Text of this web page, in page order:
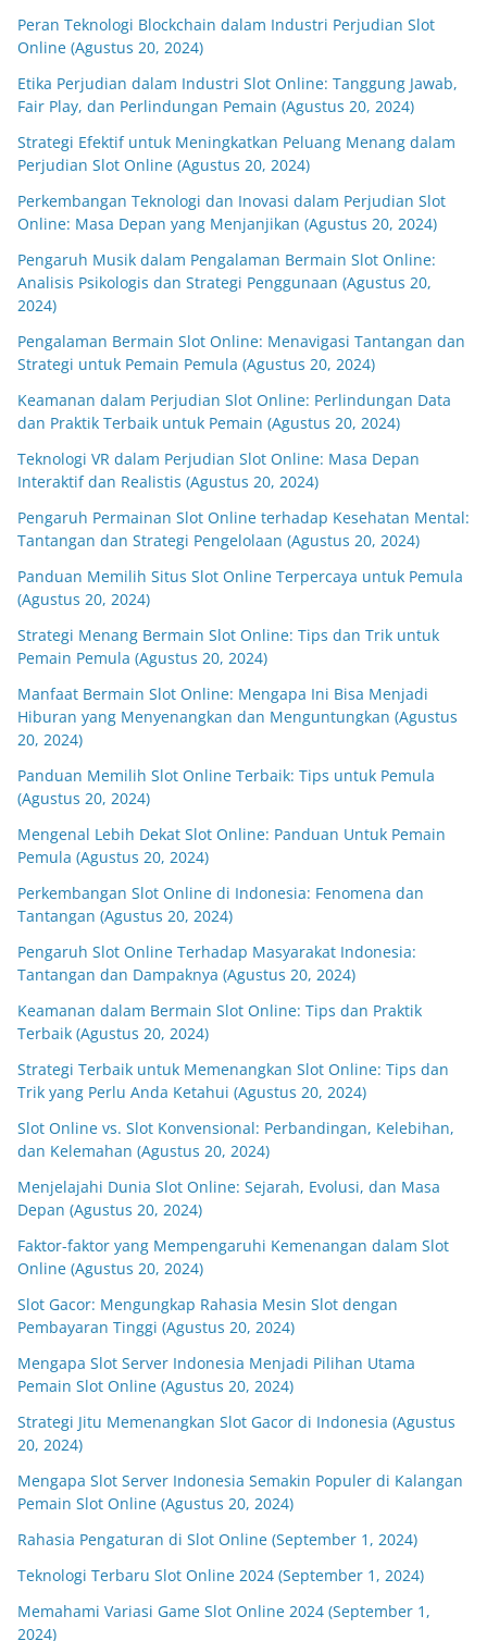
Peran Teknologi Blockchain dalam Industri Perjudian Slot
Online (Agustus 20, 2024)
Etika Perjudian dalam Industri Slot Online: Tanggung Jawab,
Fair Play, dan Perlindungan Pemain (Agustus 20, 2024)
Strategi Efektif untuk Meningkatkan Peluang Menang dalam
Perjudian Slot Online (Agustus 20, 2024)
Perkembangan Teknologi dan Inovasi dalam Perjudian Slot
Online: Masa Depan yang Menjanjikan (Agustus 20, 2024)
Pengaruh Musik dalam Pengalaman Bermain Slot Online:
Analisis Psikologis dan Strategi Penggunaan (Agustus 20,
2024)
Pengalaman Bermain Slot Online: Menavigasi Tantangan dan
Strategi untuk Pemain Pemula (Agustus 20, 2024)
Keamanan dalam Perjudian Slot Online: Perlindungan Data
dan Praktik Terbaik untuk Pemain (Agustus 20, 2024)
Teknologi VR dalam Perjudian Slot Online: Masa Depan
Interaktif dan Realistis (Agustus 20, 2024)
Pengaruh Permainan Slot Online terhadap Kesehatan Mental:
Tantangan dan Strategi Pengelolaan (Agustus 20, 2024)
Panduan Memilih Situs Slot Online Terpercaya untuk Pemula
(Agustus 20, 2024)
Strategi Menang Bermain Slot Online: Tips dan Trik untuk
Pemain Pemula (Agustus 20, 2024)
Manfaat Bermain Slot Online: Mengapa Ini Bisa Menjadi
Hiburan yang Menyenangkan dan Menguntungkan (Agustus
20, 2024)
Panduan Memilih Slot Online Terbaik: Tips untuk Pemula
(Agustus 20, 2024)
Mengenal Lebih Dekat Slot Online: Panduan Untuk Pemain
Pemula (Agustus 20, 2024)
Perkembangan Slot Online di Indonesia: Fenomena dan
Tantangan (Agustus 20, 2024)
Pengaruh Slot Online Terhadap Masyarakat Indonesia:
Tantangan dan Dampaknya (Agustus 20, 2024)
Keamanan dalam Bermain Slot Online: Tips dan Praktik
Terbaik (Agustus 20, 2024)
Strategi Terbaik untuk Memenangkan Slot Online: Tips dan
Trik yang Perlu Anda Ketahui (Agustus 20, 2024)
Slot Online vs. Slot Konvensional: Perbandingan, Kelebihan,
dan Kelemahan (Agustus 20, 2024)
Menjelajahi Dunia Slot Online: Sejarah, Evolusi, dan Masa
Depan (Agustus 20, 2024)
Faktor-faktor yang Mempengaruhi Kemenangan dalam Slot
Online (Agustus 20, 2024)
Slot Gacor: Mengungkap Rahasia Mesin Slot dengan
Pembayaran Tinggi (Agustus 20, 2024)
Mengapa Slot Server Indonesia Menjadi Pilihan Utama
Pemain Slot Online (Agustus 20, 2024)
Strategi Jitu Memenangkan Slot Gacor di Indonesia (Agustus
20, 2024)
Mengapa Slot Server Indonesia Semakin Populer di Kalangan
Pemain Slot Online (Agustus 20, 2024)
Rahasia Pengaturan di Slot Online (September 1, 2024)
Teknologi Terbaru Slot Online 2024 (September 1, 2024)
Memahami Variasi Game Slot Online 2024 (September 1,
2024)